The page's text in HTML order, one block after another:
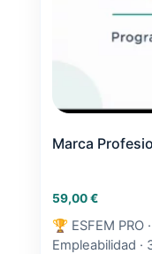
Marca
59,00€
🏆 ESFEM PRO
Empleabilidad ·